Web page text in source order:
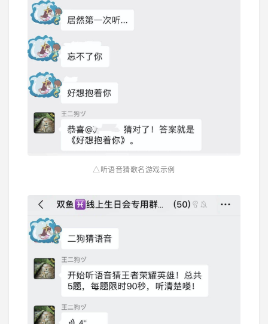
△听语音猜歌名游戏示例